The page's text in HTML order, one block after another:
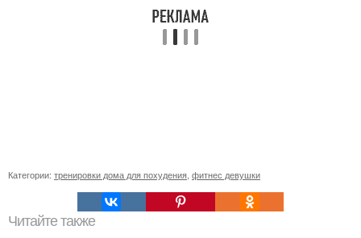
Категории: тренировки дома для похудения фитнес девушки
Читайте также